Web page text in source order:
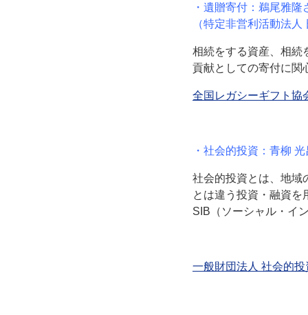
・遺贈寄付：鵜尾雅隆
（特定非営利活動法
相続をする資産、相続
貢献としての寄付に関
全国レガシーギフト協
・社会的投資：青柳
社会的投資とは、地域
とは違う投資・融資を
SIB（ソーシャル・イ
一般財団法人 社会的